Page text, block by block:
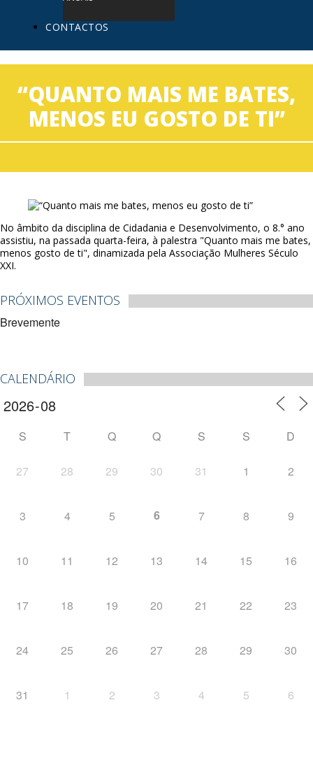
CONTACTOS
“QUANTO MAIS ME BATES,
MENOS EU GOSTO DE TI”
No âmbito da disciplina de Cidadania e Desenvolvimento, o 8.° ano
assistiu, na passada quarta-feira, à palestra "Quanto mais me bates,
menos gosto de ti", dinamizada pela Associação Mulheres Século
XXI.
PRÓXIMOS EVENTOS
Brevemente
CALENDÁRIO
S T Q Q S S D
27 28 29 30 31 1 2
3 4 5 6 7 8 9
10 11 12 13 14 15 16
17 18 19 20 21 22 23
24 25 26 27 28 29 30
31 1 2 3 4 5 6